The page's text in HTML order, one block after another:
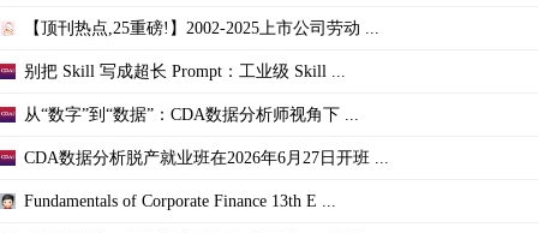
【顶刊热点,25重磅!】2002-2025上市公司劳动 ...
别把 Skill 写成超长 Prompt：工业级 Skill ...
从“数字”到“数据”：CDA数据分析师视角下 ...
CDA数据分析脱产就业班在2026年6月27日开班 ...
Fundamentals of Corporate Finance 13th E ...